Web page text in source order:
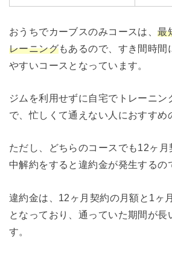
おうちでカーブスのみコースは、最
レーニングもあるので、すき間時間
やすいコースとなっています。
ジムを利用せずに自宅でトレーニン
で、忙しくて通えない人におすすめ
ただし、どちらのコースでも12ヶ
中解約をすると違約金が発生するの
違約金は、12ヶ月契約の月額と1ヶ
となっており、通っていた期間が長
す。